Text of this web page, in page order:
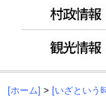
[ホーム] > [いざという